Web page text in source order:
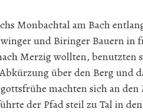
Monbachtal am Bach
und Biringer Bauern
Merzig wollten, benutzten
über den Berg und
machten sich an
der Pfad steil zu Tal in